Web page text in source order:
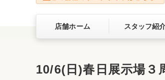
洗面化粧室
ベランダ・バルコニー
サービス向上・品質改
店舗ホーム スタッフ紹
10/6(日)春日展示場３